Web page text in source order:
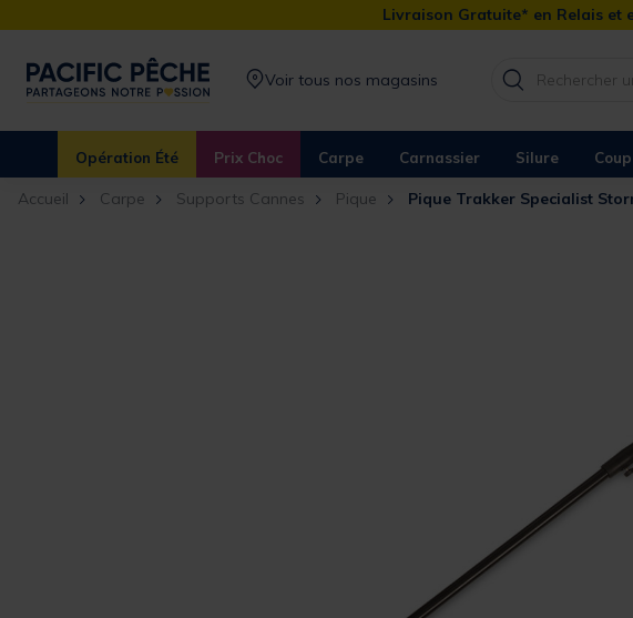
Livraison Gratuite* en Relais et
Voir tous nos magasins
Opération Été Prix Choc Carpe Carnassier Silure Coup
Accueil Carpe Supports Cannes Pique Pique Trakker Specialist